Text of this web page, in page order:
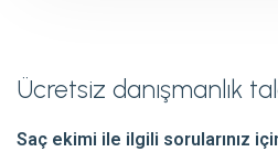
Ücretsiz danışmanlık
Saç ekimi ile ilgili sorularınız